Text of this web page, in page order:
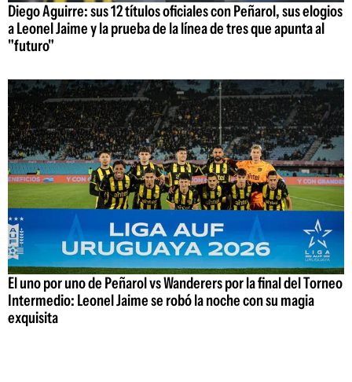
Diego Aguirre: sus 12 títulos oficiales con Peñarol, sus elogios
a Leonel Jaime y la prueba de la línea de tres que apunta al
"futuro"
El uno por uno de Peñarol vs Wanderers por la final del Torneo
Intermedio: Leonel Jaime se robó la noche con su magia
exquisita